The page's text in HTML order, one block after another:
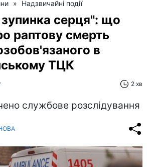
» Надзвичайні події
серця": що
раптову смерть
в
ТЦК
2 хв
службове розслідування